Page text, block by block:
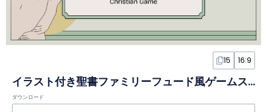
15 16:9
イラスト付き聖書ファミリーフュード風ゲームスライド
ダウンロード